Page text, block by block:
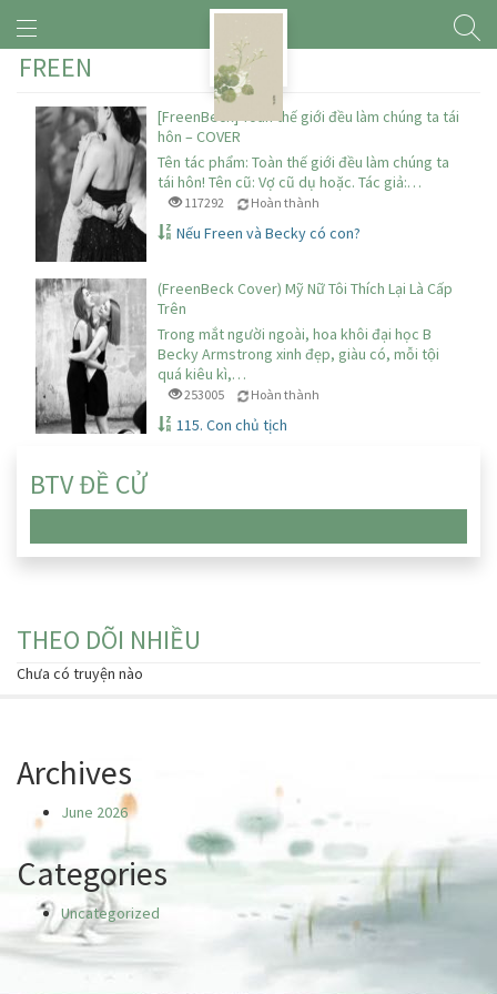
FREEN
[FreenBeck] Toàn thế giới đều làm chúng ta tái
hôn – COVER
Tên tác phẩm: Toàn thế giới đều làm chúng ta
tái hôn! Tên cũ: Vợ cũ dụ hoặc. Tác giả:…
117292 Hoàn thành
Nếu Freen và Becky có con?
(FreenBeck Cover) Mỹ Nữ Tôi Thích Lại Là Cấp
Trên
Trong mắt người ngoài, hoa khôi đại học B
Becky Armstrong xinh đẹp, giàu có, mỗi tội
quá kiêu kì,…
253005 Hoàn thành
115. Con chủ tịch
BTV ĐỀ CỬ
THEO DÕI NHIỀU
Chưa có truyện nào
Archives
June 2026
Categories
Uncategorized